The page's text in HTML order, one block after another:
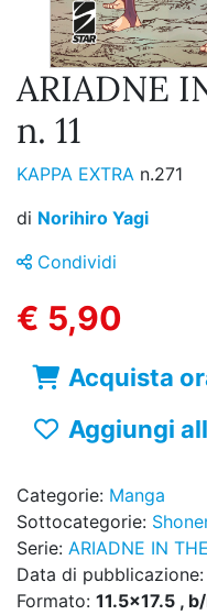
ARIADNE
n. 11
KAPPA EXTRA n.271
di Norihiro Yagi
Condividi
€ 5,90
Acquista
Aggiungi
Categorie: Manga
Sottocategorie:
Serie: ARIADNE IN
Data di pubblicazione:
Formato: 11.5x17.5 ,